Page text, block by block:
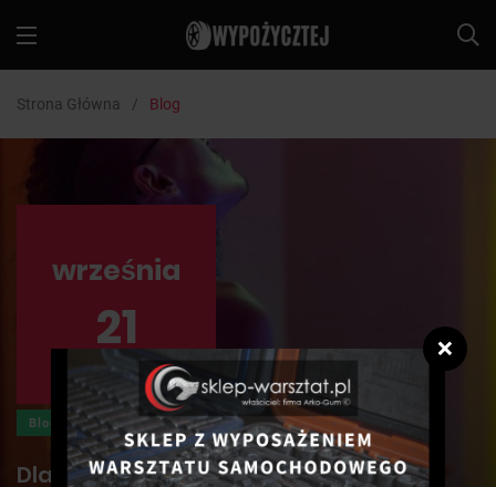
Strona Główna Blog
września
21
Blog
Dlaczego powinieneś wybrać
❌